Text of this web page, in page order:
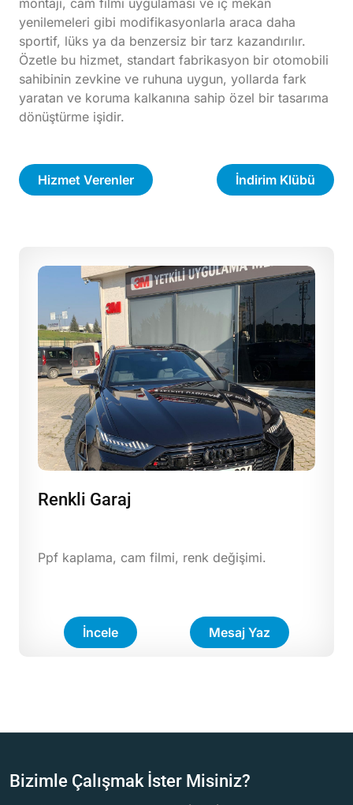
montajı, cam filmi uygulaması ve iç mekan
yenilemeleri gibi modifikasyonlarla araca daha
sportif, lüks ya da benzersiz bir tarz kazandırılır.
Özetle bu hizmet, standart fabrikasyon bir otomobili
sahibinin zevkine ve ruhuna uygun, yollarda fark
yaratan ve koruma kalkanına sahip özel bir tasarıma
dönüştürme işidir.
Hizmet Verenler İndirim Klübü
Renkli Garaj
Ppf kaplama, cam filmi, renk değişimi.
İncele Mesaj Yaz
Bizimle Çalışmak İster Misiniz?